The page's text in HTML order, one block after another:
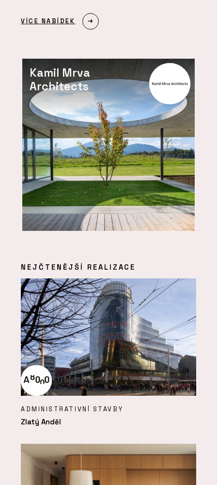
VÍCE NABÍDEK
Kamil Mrva
Architects
NEJČTENĚJŠÍ REALIZACE
ADMINISTRATIVNÍ STAVBY
Zlatý Anděl